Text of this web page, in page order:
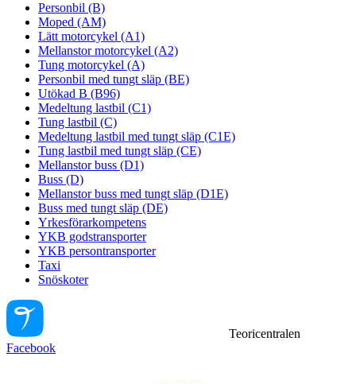
Personbil (B)
Moped (AM)
Lätt motorcykel (A1)
Mellanstor motorcykel (A2)
Tung motorcykel (A)
Personbil med tungt släp (BE)
Utökad B (B96)
Medeltung lastbil (C1)
Tung lastbil (C)
Medeltung lastbil med tungt släp (C1E)
Tung lastbil med tungt släp (CE)
Mellanstor buss (D1)
Buss (D)
Mellanstor buss med tungt släp (D1E)
Buss med tungt släp (DE)
Yrkesförarkompetens
YKB godstransporter
YKB persontransporter
Taxi
Snöskoter
Teoricentralen
Facebook